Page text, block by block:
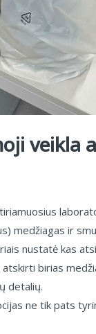
veikla
medžiagas ir
nustatė kas
birias
detalių.
ne tik pats